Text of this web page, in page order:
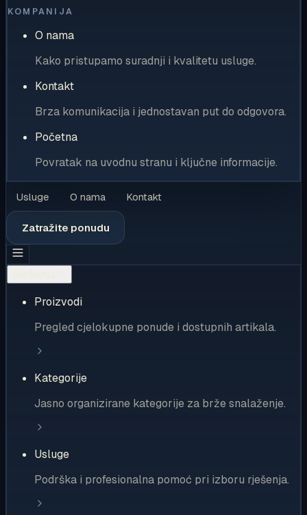
KOMPANIJA
O nama
Kako pristupamo suradnji i kvalitetu usluge.
Kontakt
Brza komunikacija i jednostavan put do odgovora.
Početna
Povratak na uvodnu stranu i ključne informacije.
Usluge O nama Kontakt
Zatražite ponudu
Proizvodi
Pregled cjelokupne ponude i dostupnih artikala.
Kategorije
Jasno organizirane kategorije za brže snalaženje.
Usluge
Podrška i profesionalna pomoć pri izboru rješenja.